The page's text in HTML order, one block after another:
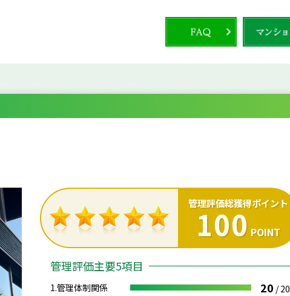
管理評価総獲得ポイント
100 POINT
管理評価主要5項目
1.管理体制関係 20 / 20